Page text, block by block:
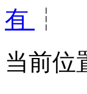
有
┆
当前位